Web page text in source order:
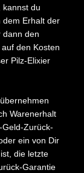
kannst du
dem Erhalt der
dann den
den Kosten
Pilz-Elixier
Warenerhalt
Zurück-
ein von Dir
die letzte
Garantie